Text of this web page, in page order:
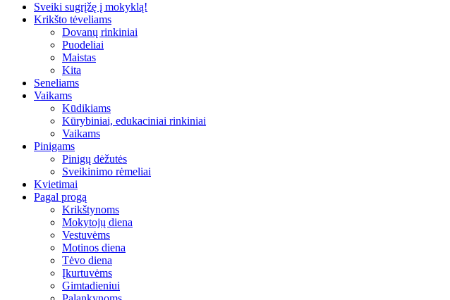
Sveiki sugrįžę į mokyklą!
Krikšto tėveliams
Dovanų rinkiniai
Puodeliai
Maistas
Kita
Seneliams
Vaikams
Kūdikiams
Kūrybiniai, edukaciniai rinkiniai
Vaikams
Pinigams
Pinigų dėžutės
Sveikinimo rėmeliai
Kvietimai
Pagal progą
Krikštynoms
Mokytojų diena
Vestuvėms
Motinos diena
Tėvo diena
Įkurtuvėms
Gimtadieniui